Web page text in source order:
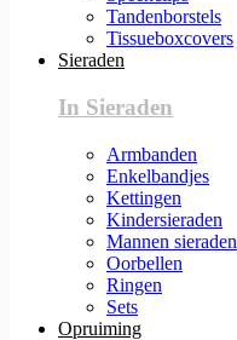
Tandenborstels
Tissueboxcovers
Sieraden
In Sieraden
Armbanden
Enkelbandjes
Kettingen
Kindersieraden
Mannen sieraden
Oorbellen
Ringen
Sets
Opruiming